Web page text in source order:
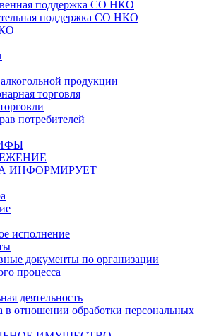
поддержка СО НКО
поддержка СО НКО
продукции
торговля
потребителей
ИНФОРМИРУЕТ
исполнение
документы по организации
процесса
деятельность
в отношении обработки персональных